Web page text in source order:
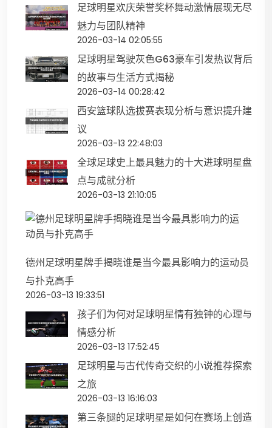
足球明星欢庆荣誉奖杯舞动激情展现无尽
魅力与团队精神
2026-03-14 02:05:55
足球明星驾驶灰色G63豪车引发热议背后
的故事与生活方式揭秘
2026-03-14 00:28:42
西安篮球队选拔赛表现分析与意识提升建
议
2026-03-13 22:48:03
全球足球史上最具魅力的十大进球明星盘
点与成就分析
2026-03-13 21:10:05
德州足球明星牌手揭晓谁是当今最具影响力的运动员
与扑克高手
2026-03-13 19:33:51
孩子们为何对足球明星情有独钟的心理与
情感分析
2026-03-13 17:52:45
足球明星与古代传奇交织的小说推荐探索
之旅
2026-03-13 16:16:03
第三条腿的足球明星是如何在赛场上创造